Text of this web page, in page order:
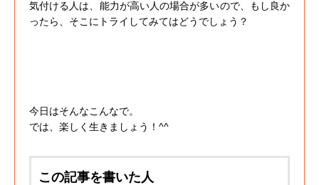
気付ける人は、能力が高い人の場合が多いので、もし良か
ったら、そこにトライしてみてはどうでしょう？
今日はそんなこんなで。
では、楽しく生きましょう！^^
この記事を書いた人